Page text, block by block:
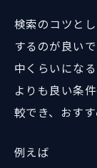
検索のコツと
するのが良い
中くらいにな
よりも良い条
較でき、おすす
例えば